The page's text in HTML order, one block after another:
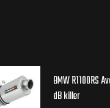
BMW R1100RS
dB killer